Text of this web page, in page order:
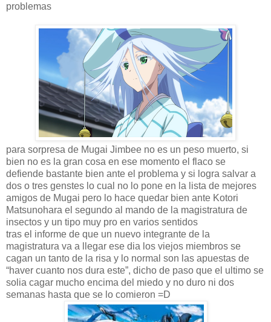
problemas
para sorpresa de Mugai Jimbee no es un peso muerto, si
bien no es la gran cosa en ese momento el flaco se
defiende bastante bien ante el problema y si logra salvar a
dos o tres genstes lo cual no lo pone en la lista de mejores
amigos de Mugai pero lo hace quedar bien ante Kotori
Matsunohara el segundo al mando de la magistratura de
insectos y un tipo muy pro en varios sentidos
tras el informe de que un nuevo integrante de la
magistratura va a llegar ese dia los viejos miembros se
cagan un tanto de la risa y lo normal son las apuestas de
“haver cuanto nos dura este”, dicho de paso que el ultimo se
solia cagar mucho encima del miedo y no duro ni dos
semanas hasta que se lo comieron =D